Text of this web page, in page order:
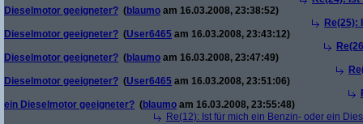
Dieselmotor geeigneter? (blaumo am 16.03.2008, 23:38:52)
Re(25):
Dieselmotor geeigneter? (User6465 am 16.03.2008, 23:43:12)
Dieselmotor geeigneter? (blaumo am 16.03.2008, 23:47:49)
Dieselmotor geeigneter? (User6465 am 16.03.2008, 23:51:06)
ein Dieselmotor geeigneter? (blaumo am 16.03.2008, 23:55:48)
Re(12): Ist für mich ein Benzin- oder ein